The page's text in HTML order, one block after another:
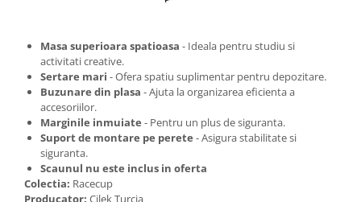
Masa superioara spatioasa - Ideala pentru studiu si
activitati creative.
Sertare mari - Ofera spatiu suplimentar pentru depozitare.
Buzunare din plasa - Ajuta la organizarea eficienta a
accesoriilor.
Marginile inmuiate - Pentru un plus de siguranta.
Suport de montare pe perete - Asigura stabilitate si
siguranta.
Scaunul nu este inclus in oferta
Colectia: Racecup
Producator: Cilek Turcia